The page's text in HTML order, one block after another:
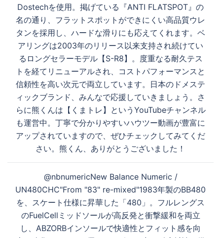
Dostechを使用。掲げている『ANTI FLATSPOT』の
名の通り、フラットスポットができにくい高品質ウレ
タンを採用し、ハードな滑りにも応えてくれます。ベ
アリングは2003年のリリース以来支持され続けてい
るロングセラーモデル【S-R8】。度重なる耐久テス
トを経てリニューアルされ、コストパフォーマンスと
信頼性を高い次元で両立しています。日本のドメステ
ィックブランド、みんなで応援していきましょう。さ
らに熊くんは【くまトレ】というYouTubeチャンネル
も運営中。丁寧で分かりやすいハウツー動画が豊富に
アップされていますので、ぜひチェックしてみてくだ
さい。熊くん、ありがとうございました！
@nbnumericNew Balance Numeric /
UN480CHC"From "83" re-mixed"1983年製のBB480
を、スケート仕様に昇華した「480」。フルレングス
のFuelCellミッドソールが高反発と衝撃緩和を両立
し、ABZORBインソールで快適性とフィット感を向